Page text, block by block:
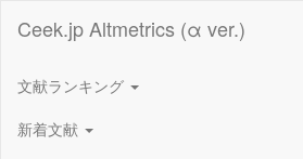
Ceek.jp Altmetrics (α ver.)
文献ランキング
新着文献